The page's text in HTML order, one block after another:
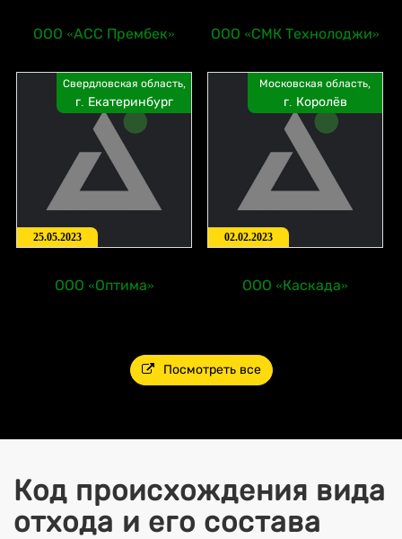
ООО «АСС Прембек» ООО «СМК Технолоджи»
Свердловская область,
г. Екатеринбург
25.05.2023
ООО «Оптима»
Московская область,
г. Королёв
02.02.2023
ООО «Каскада»
Посмотреть все
Код происхождения вида
отхода и его состава